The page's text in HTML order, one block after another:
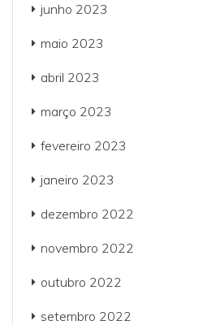
junho 2023
maio 2023
abril 2023
março 2023
fevereiro 2023
janeiro 2023
dezembro 2022
novembro 2022
outubro 2022
setembro 2022